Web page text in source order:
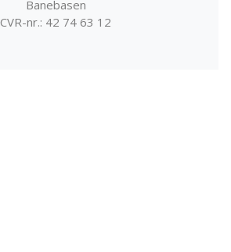
Banebasen
CVR-nr.: 42 74 63 12